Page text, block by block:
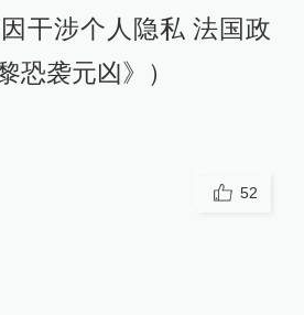
因干涉个人隐私 法国政
恐袭元凶》）
52